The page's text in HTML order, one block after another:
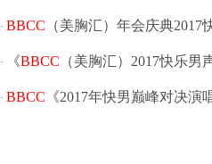
· BBCC （美胸汇）年会庆典
· 《BBCC （美胸汇）2017快乐
· BBCC 《2017年快男巅峰对决